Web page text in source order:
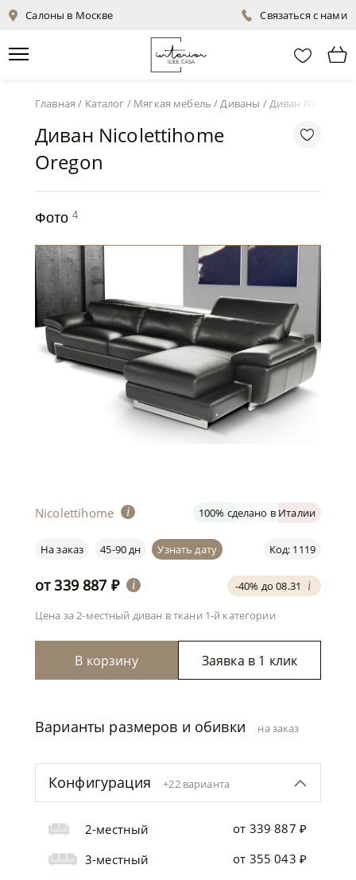
Салоны в Москве Связаться с нами
Главная / Каталог / Мягкая мебель /Диваны /Диван
Диван Nicolettihome
Oregon
Фото 4
Nicolettihome i 100% сделано в Италии
Код: 1119
На заказ 45-90 дн Узнать дату
-40% до 08.31 i
от339 887 ₽ i
Цена за 2-местный диван в ткани 1-й категории
В корзину Заявка в 1 клик
Варианты размеров и обивки на заказ
Конфигурация+22 варианта
2-местный
3-местный
от 339 887 ₽
от 355 043 ₽